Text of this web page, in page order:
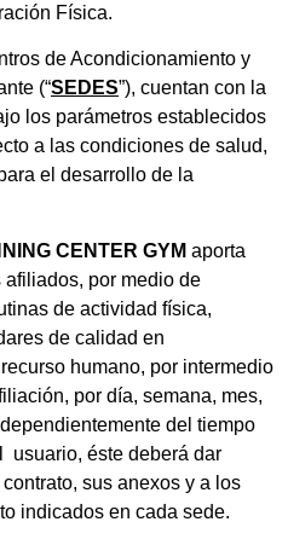
Física.
de Acondicionamiento y
(“SEDES”), cuentan con la
los parámetros establecidos
a las condiciones de salud,
el desarrollo de la
CENTER GYM aporta
afiliados, por medio de
de actividad física,
de calidad en
humano, por intermedio
por día, semana, mes,
del tiempo
usuario, éste deberá dar
sus anexos y a los
indicados en cada sede.